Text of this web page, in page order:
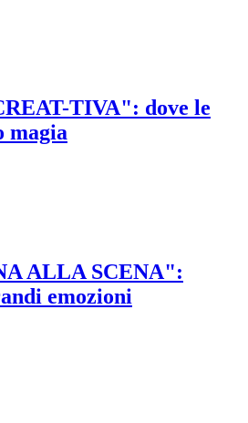
TIVA": dove le
magia
ALLA SCENA":
emozioni